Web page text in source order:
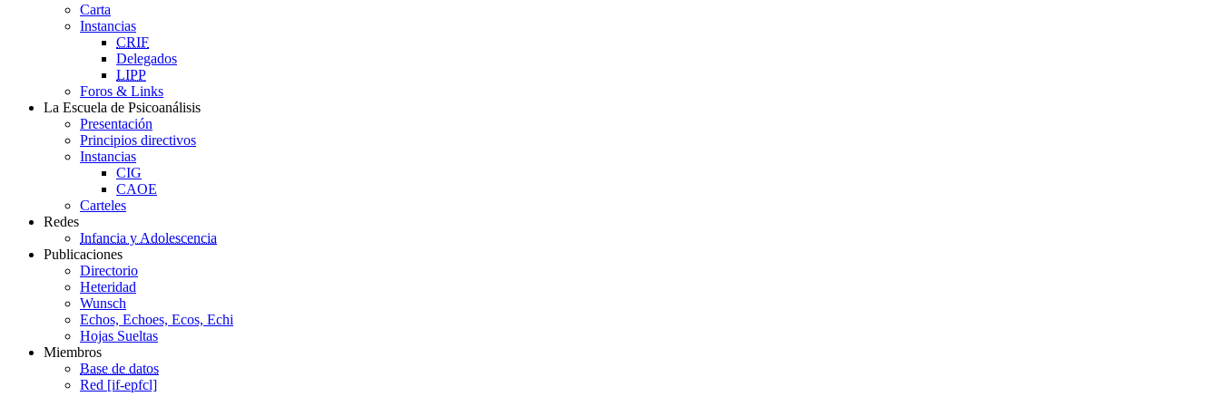
Carta
Instancias
CRIF
Delegados
LIPP
Foros & Links
La Escuela de Psicoanálisis
Presentación
Principios directivos
Instancias
CIG
CAOE
Carteles
Redes
Infancia y Adolescencia
Publicaciones
Directorio
Heteridad
Wunsch
Echos, Echoes, Ecos, Echi
Hojas Sueltas
Miembros
Base de datos
Red [if-epfcl]